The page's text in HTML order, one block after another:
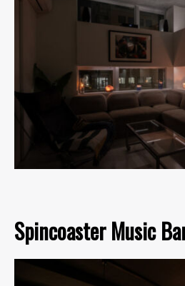
Spincoaster Music